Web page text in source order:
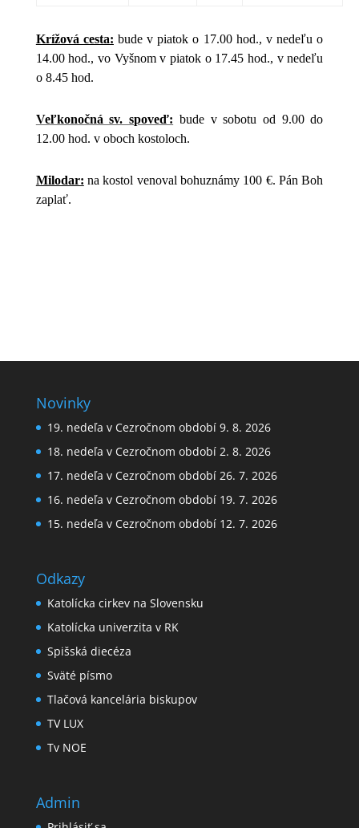
Krížová cesta: bude v piatok o 17.00 hod., v nedeľu o
14.00 hod., vo Vyšnom v piatok o 17.45 hod., v nedeľu
o 8.45 hod.
Veľkonočná sv. spoveď: bude v sobotu od 9.00 do
12.00 hod. v oboch kostoloch.
Milodar: na kostol venoval bohuznámy 100 €. Pán Boh
zaplať.
Novinky
19. nedeľa v Cezročnom období 9. 8. 2026
18. nedeľa v Cezročnom období 2. 8. 2026
17. nedeľa v Cezročnom období 26. 7. 2026
16. nedeľa v Cezročnom období 19. 7. 2026
15. nedeľa v Cezročnom období 12. 7. 2026
Odkazy
Katolícka cirkev na Slovensku
Katolícka univerzita v RK
Spišská diecéza
Sväté písmo
Tlačová kancelária biskupov
TV LUX
Tv NOE
Admin